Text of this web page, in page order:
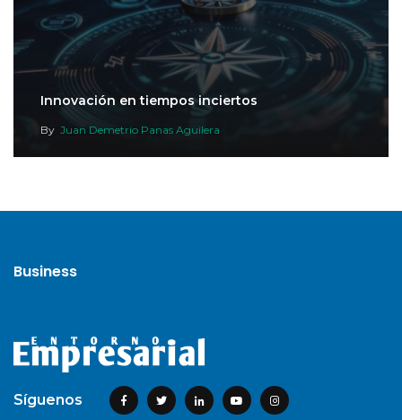
Innovación en tiempos inciertos
By Juan Demetrio Panas Aguilera
Business
Síguenos